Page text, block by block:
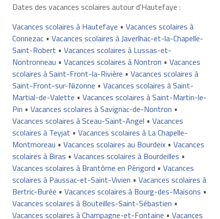
Dates des vacances scolaires autour d'Hautefaye :
Vacances scolaires à Hautefaye • Vacances scolaires à
Connezac• Vacances scolaires à Javerlhac-et-la-Chapelle-
Saint-Robert • Vacances scolaires à Lussas-et-
Nontronneau • Vacances scolaires à Nontron • Vacances
scolaires à Saint-Front-la-Rivière • Vacances scolaires à
Saint-Front-sur-Nizonne • Vacances scolaires à Saint-
Martial-de-Valette • Vacances scolaires à Saint-Martin-le-
Pin • Vacances scolaires à Savignac-de-Nontron •
Vacances scolaires à Sceau-Saint-Angel • Vacances
scolaires à Teyjat • Vacances scolaires à La Chapelle-
Montmoreau • Vacances scolaires au Bourdeix• Vacances
scolaires à Biras • Vacances scolaires à Bourdeilles •
Vacances scolaires à Brantôme en Périgord • Vacances
scolaires à Paussac-et-Saint-Vivien • Vacances scolaires à
Bertric-Burée • Vacances scolaires à Bourg-des-Maisons •
Vacances scolaires à Bouteilles-Saint-Sébastien •
Vacances scolaires à Champagne-et-Fontaine • Vacances